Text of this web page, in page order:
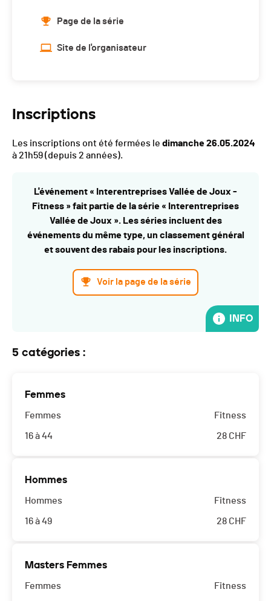
Page de la série
Site de l'organisateur
Inscriptions
Les inscriptions ont été fermées le dimanche 26.05.2024
à 21h59(depuis 2 années).
L'événement « Interentreprises Vallée de Joux -
Fitness » fait partie de la série « Interentreprises
Vallée de Joux ». Les séries incluent des
événements du même type, un classement général
et souvent des rabais pour les inscriptions.
Voir la page de la série
INFO
5 catégories :
Femmes
Femmes
16 à 44
Fitness
28 CHF
Hommes
Hommes
16 à 49
Fitness
28 CHF
Masters Femmes
Femmes Fitness